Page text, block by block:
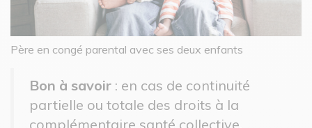
Père en congé parental avec ses deux enfants
Bon à savoir : en cas de continuité
partielle ou totale des droits à la
complémentaire santé collective,